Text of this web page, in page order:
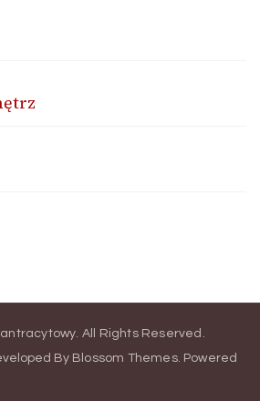
. All Rights Reserved.
By Blossom Themes. Powered